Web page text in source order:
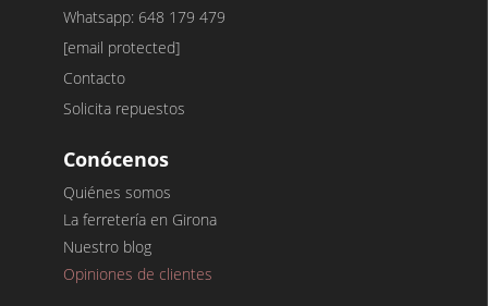
Whatsapp: 648 179 479
[email protected]
Contacto
Solicita repuestos
Conócenos
Quiénes somos
La ferretería en Girona
Nuestro blog
Opiniones de clientes